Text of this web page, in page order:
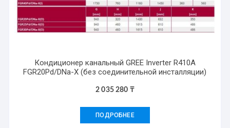
Кондиционер канальный GREE Inverter R410A
FGR20Pd/DNa-X (без соединительной инсталляции)
2 035 280 ₸
ПОДРОБНЕЕ